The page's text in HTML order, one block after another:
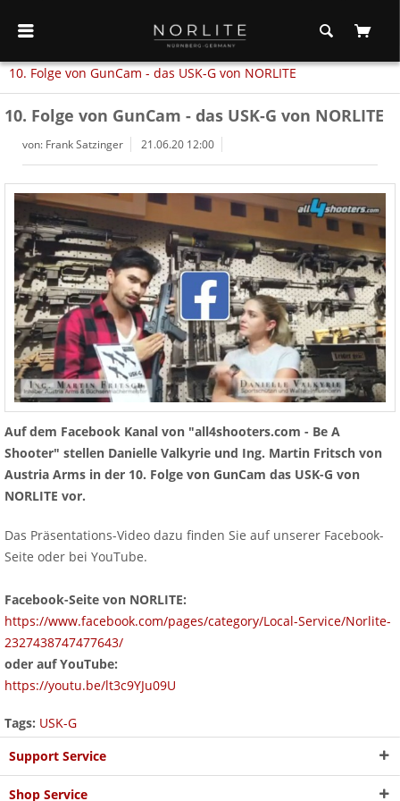
10. Folge von GunCam - das USK-G von NORLITE
10. Folge von GunCam - das USK-G von NORLITE
von: Frank Satzinger 21.06.20 12:00
Auf dem Facebook Kanal von "all4shooters.com - Be A
Shooter" stellen Danielle Valkyrie und Ing. Martin Fritsch von
Austria Arms in der 10. Folge von GunCam das USK-G von
NORLITE vor.
Das Präsentations-Video dazu finden Sie auf unserer Facebook-
Seite oder bei YouTube.
Facebook-Seite von NORLITE:
https://www.facebook.com/pages/category/Local-Service/Norlite-
2327438747477643/
oder auf YouTube:
https://youtu.be/lt3c9YJu09U
Tags: USK-G
Support Service
Shop Service